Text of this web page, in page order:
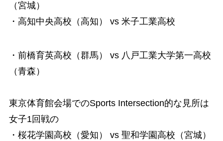
（宮城）
・高知中央高校（高知） vs 米子工業高校
・前橋育英高校（群馬） vs 八戸工業大学第一高校
（青森）
東京体育館会場でのSports Intersection的な見所は
女子1回戦の
・桜花学園高校（愛知） vs 聖和学園高校（宮城）